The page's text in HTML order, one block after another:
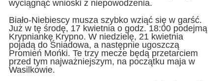
wyciągnąć wnioski z niepowodzenia.
Biało-Niebiescy musza szybko wziąć się w garść.
Już w tę środę, 17 kwietnia o godz. 18:00 podejmą
Krypniankę Krypno. W niedzielę, 21 kwietnia
pojadą do Śniadowa, a następnie ugoszczą
Promień Mońki. Te trzy mecze będą przetarciem
przed tym najważniejszym, na początku maja w
Wasilkowie.